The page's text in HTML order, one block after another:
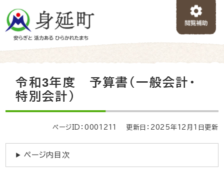
ー
先
令和3年度 予算書（一般会計・
特別会計）
ページID：0001211 更新日：2025年12月1日更新
ページ内目次